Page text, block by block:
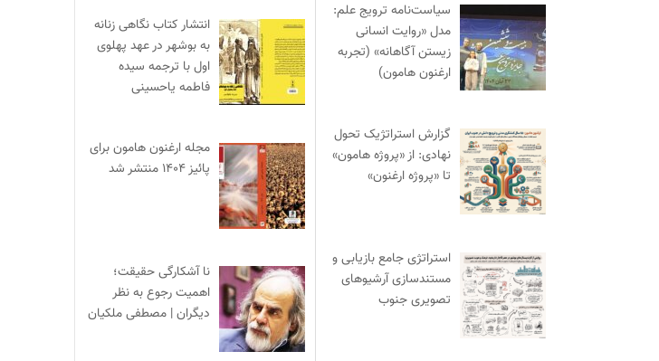
انتشار کتاب نگاهی زنانه
به بوشهر در عهد پهلوی
اول با ترجمه سیده
فاطمه یاحسینی
مجله ارغنون هامون برای
پائیز ۱۴۰۴ منتشر شد
نا آشکارگی حقیقت؛
اهمیت رجوع به نظر
دیگران | مصطفی ملکیان
سیاست‌نامه ترویج علم:
مدل «روایت انسانی
زیستن آگاهانه» (تجربه
ارغنون هامون)
گزارش استراتژیک تحول
نهادی: از «پروژه هامون»
تا «پروژه ارغنون»
استراتژی جامع بازیابی و
مستندسازی آرشیوهای
تصویری جنوب